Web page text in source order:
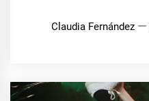
Claudia Fernández